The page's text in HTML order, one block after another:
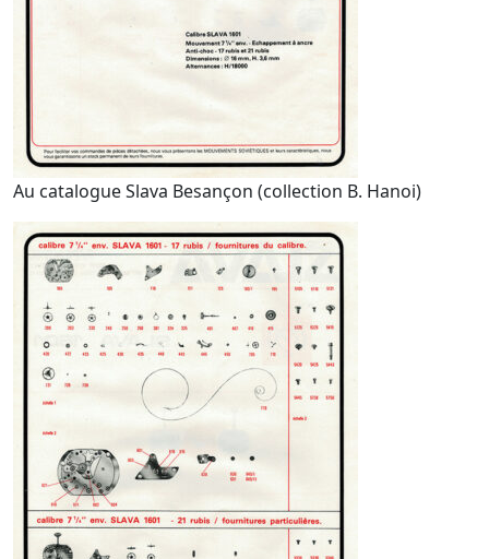
Au catalogue Slava Besançon (collection B. Hanoi)